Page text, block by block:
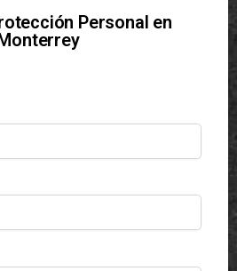
Personal en